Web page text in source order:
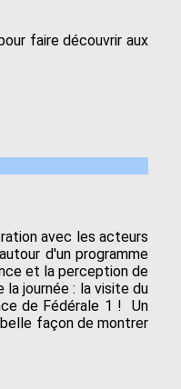
faire découvrir aux
avec les acteurs
d'un programme
et la perception de
journée : la visite du
de Fédérale 1 ! Un
façon de montrer